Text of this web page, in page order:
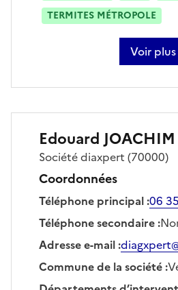
TERMITES MÉTROPOLE
Voir
sur
Edouard JOACHIM
Sociétédiaxpert (70000)
Coordonnées
Téléphone principal:06
Téléphone secondaire:
Adresse e-mail:
Commune de la société: